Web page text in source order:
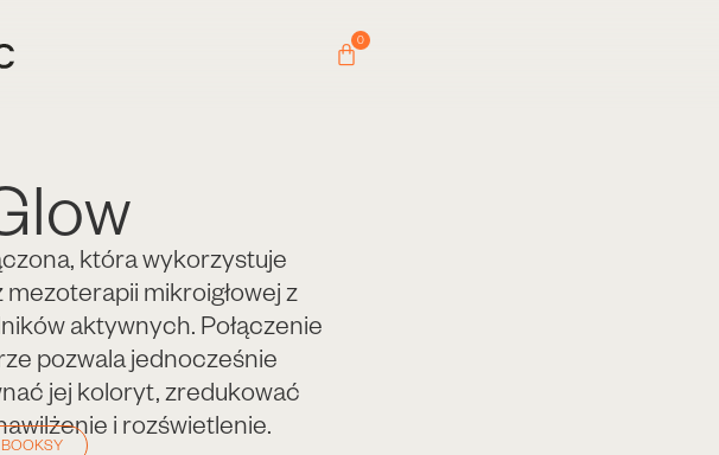
0
która wykorzystuje
mikroigłowej z
aktywnych. Połączenie
pozwala jednocześnie
jej koloryt, zredukować
i rozświetlenie.